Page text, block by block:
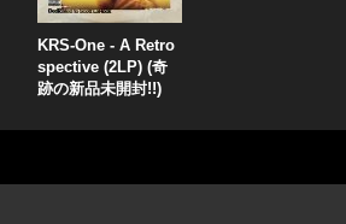
KRS-One - A Retro
spective (2LP) (奇
跡の新品未開封!!)